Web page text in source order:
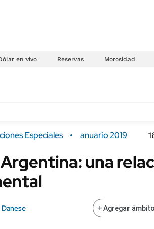
en vivo Reservas Morosidad
Sustentabilidad
POLÍTICA
Especiales anuario 2019
una
Danese +Agregar